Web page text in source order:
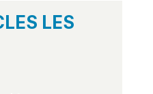
LES